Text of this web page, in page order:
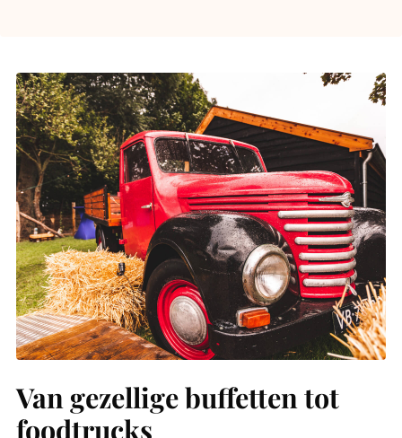
Van gezellige buffetten tot
foodtrucks